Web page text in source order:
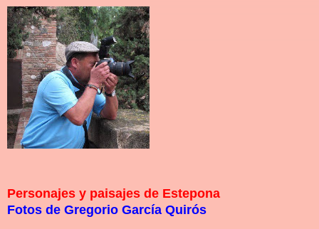
Personajes y paisajes de Estepona
Fotos de Gregorio García Quirós